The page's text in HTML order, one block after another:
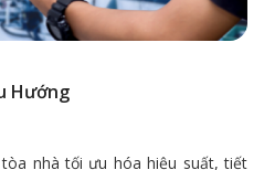
Hướng
nhà tối ưu hóa hiệu suất, tiết